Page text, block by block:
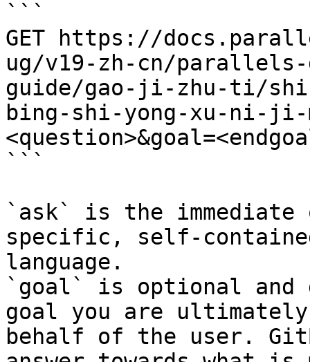
```
GET https://
ug/v19-zh-cn/parallels-
guide/gao-ji-zhu-ti/
bing-shi-yong-xu-ni-ji-
```
`ask` is the
specific, self-
language.
`goal` is optional and
goal you are
behalf of the user.